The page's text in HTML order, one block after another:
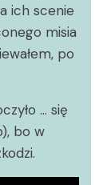
ich scenie
misia
po
… się
bo w